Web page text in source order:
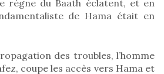
règne du Baath éclatent, et en
de Hama était en
des troubles, l’homme
coupe les accès vers Hama et